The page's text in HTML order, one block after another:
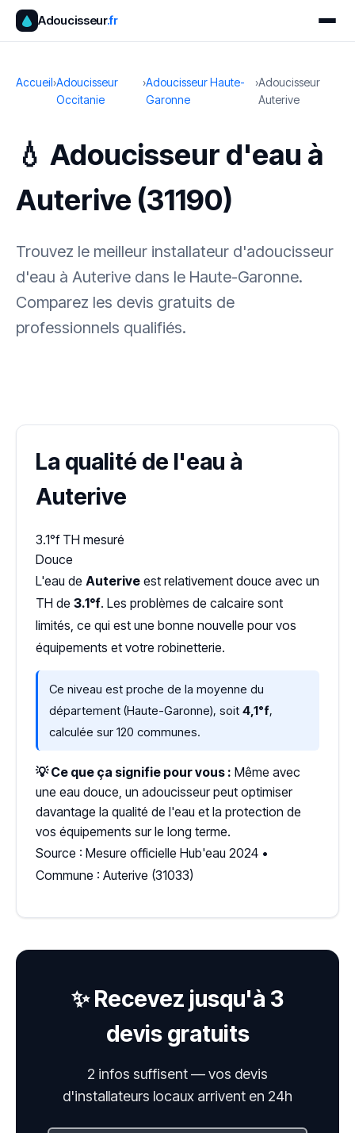
Adoucisseur.fr
Accueil›Adoucisseur
Occitanie
›Adoucisseur Haute-
Garonne
›Adoucisseur
Auterive
💧 Adoucisseur d'eau à
Auterive (31190)
Trouvez le meilleur installateur d'adoucisseur
d'eau à Auterive dans le Haute-Garonne.
Comparez les devis gratuits de
professionnels qualifiés.
La qualité de l'eau à
Auterive
3.1°f TH mesuré
Douce
L'eau de Auterive est relativement douce avec un
TH de 3.1°f. Les problèmes de calcaire sont
limités, ce qui est une bonne nouvelle pour vos
équipements et votre robinetterie.
Ce niveau est proche de la moyenne du
département (Haute-Garonne), soit 4,1°f,
calculée sur 120 communes.
💡 Ce que ça signifie pour vous : Même avec
une eau douce, un adoucisseur peut optimiser
davantage la qualité de l'eau et la protection de
vos équipements sur le long terme.
Source : Mesure officielle Hub'eau 2024 •
Commune : Auterive (31033)
✨ Recevez jusqu'à 3
devis gratuits
2 infos suffisent — vos devis
d'installateurs locaux arrivent en 24h